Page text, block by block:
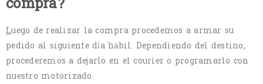
Luego de realizar la compra procedemos a armar su
pedido al siguiente día hábil. Dependiendo del destino,
procederemos a dejarlo en el courier o programarlo con
nuestro motorizado.